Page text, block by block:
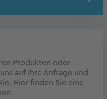
Produkten oder
auf Ihre Anfrage und
Hier finden Sie eine